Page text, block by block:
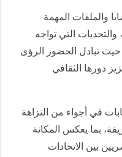
والملفات المهمة
والتحديات التي تواجه
حيث تبادل الحضور الرؤى
دورها الثقافي
في أجواء من النزاهة
بما يعكس المكانة
بين الاتحادات